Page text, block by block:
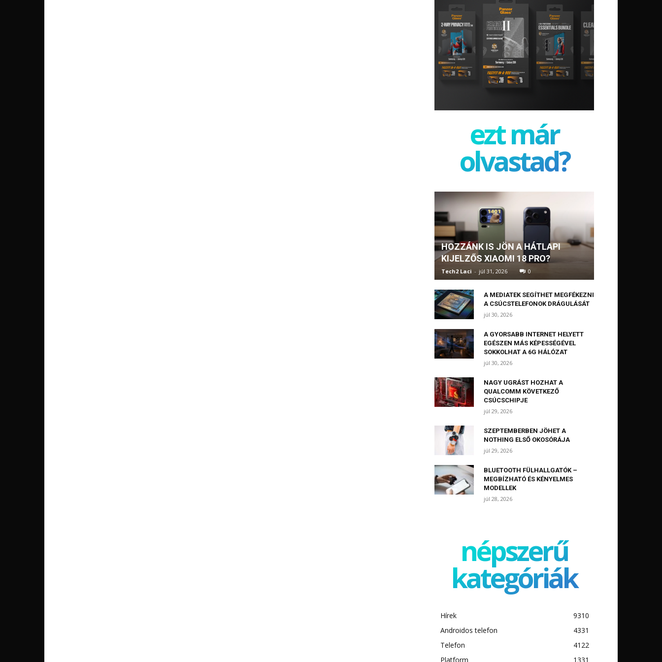
ezt már
olvastad?
HOZZÁNK IS JÖN A HÁTLAPI
KIJELZŐS XIAOMI 18 PRO?
Tech2 Laci - júl 31, 2026 0
A MEDIATEK SEGÍTHET MEGFÉKEZNI
A CSÚCSTELEFONOK DRÁGULÁSÁT
júl 30, 2026
A GYORSABB INTERNET HELYETT
EGÉSZEN MÁS KÉPESSÉGÉVEL
SOKKOLHAT A 6G HÁLÓZAT
júl 30, 2026
NAGY UGRÁST HOZHAT A
QUALCOMM KÖVETKEZŐ
CSÚCSCHIPJE
júl 29, 2026
SZEPTEMBERBEN JÖHET A
NOTHING ELSŐ OKOSÓRÁJA
júl 29, 2026
BLUETOOTH FÜLHALLGATÓK –
MEGBÍZHATÓ ÉS KÉNYELMES
MODELLEK
júl 28, 2026
népszerű
kategóriák
Hírek
9310
Androidos telefon
4331
Telefon
4122
Platform
1331